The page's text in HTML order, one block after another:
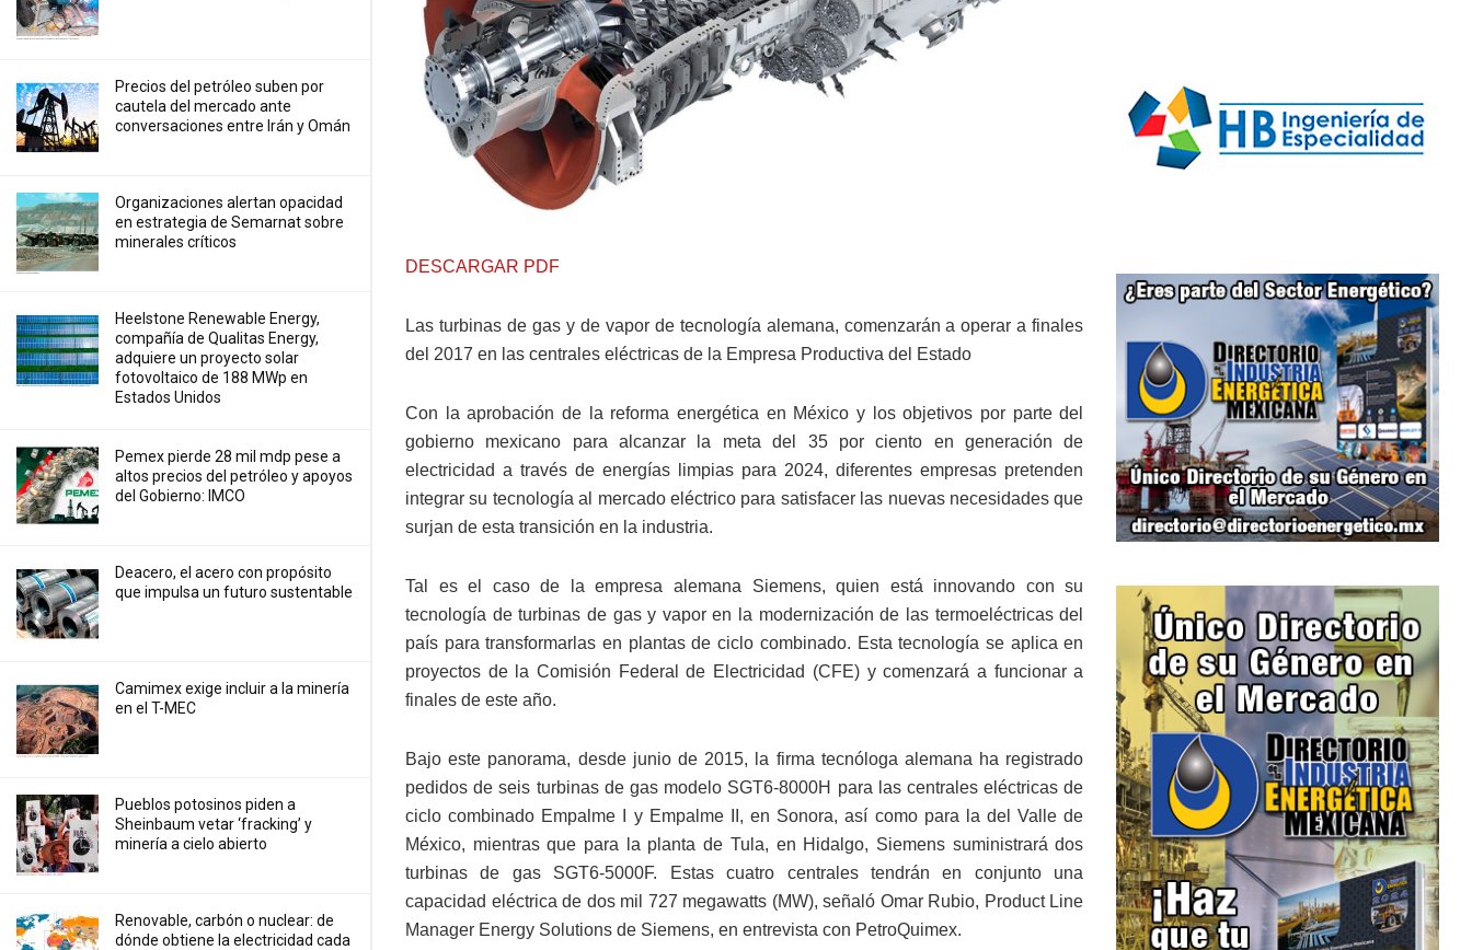
Precios ⁠del petróleo suben por
cautela del mercado ante
conversaciones entre Irán y Omán
Organizaciones alertan opacidad
en estrategia de Semarnat sobre
minerales críticos
Heelstone Renewable Energy,
compañía de Qualitas Energy,
adquiere un proyecto solar
fotovoltaico de 188 MWp en
Estados Unidos
Pemex pierde 28 mil mdp pese a
altos precios del petróleo y apoyos
del Gobierno: IMCO
Deacero, el acero con propósito
que impulsa un futuro sustentable
Camimex exige incluir a la minería
en el T-MEC
Pueblos potosinos piden a
Sheinbaum vetar ‘fracking’ y
minería a cielo abierto
Renovable, carbón o nuclear: de
dónde obtiene la electricidad cada
DESCARGAR PDF
Las turbinas de gas y de vapor de tecnología alemana, comenzarán a operar a finales
del 2017 en las centrales eléctricas de la Empresa Productiva del Estado
Con la aprobación de la reforma energética en México y los objetivos por parte del
gobierno mexicano para alcanzar la meta del 35 por ciento en generación de
electricidad a través de energías limpias para 2024, diferentes empresas pretenden
integrar su tecnología al mercado eléctrico para satisfacer las nuevas necesidades que
surjan de esta transición en la industria.
Tal es el caso de la empresa alemana Siemens, quien está innovando con su
tecnología de turbinas de gas y vapor en la modernización de las termoeléctricas del
país para transformarlas en plantas de ciclo combinado. Esta tecnología se aplica en
proyectos de la Comisión Federal de Electricidad (CFE) y comenzará a funcionar a
finales de este año.
Bajo este panorama, desde junio de 2015, la firma tecnóloga alemana ha registrado
pedidos de seis turbinas de gas modelo SGT6-8000H para las centrales eléctricas de
ciclo combinado Empalme I y Empalme II, en Sonora, así como para la del Valle de
México, mientras que para la planta de Tula, en Hidalgo, Siemens suministrará dos
turbinas de gas SGT6-5000F. Estas cuatro centrales tendrán en conjunto una
capacidad eléctrica de dos mil 727 megawatts (MW), señaló Omar Rubio, Product Line
Manager Energy Solutions de Siemens, en entrevista con PetroQuimex.